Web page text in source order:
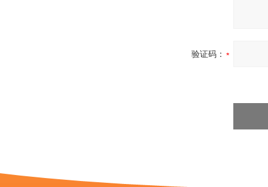
验证码：